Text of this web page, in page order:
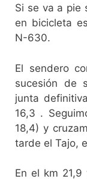
Si se va a pie
en bicicleta
N-630.
El sendero
sucesión de
junta
16,3 .
18,4) y
tarde el Tajo,
En el km